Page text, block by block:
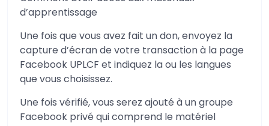
d’apprentissage
Une fois que vous avez fait un don, envoyez la
capture d’écran de votre transaction à la page
Facebook UPLCF et indiquez la ou les langues
que vous choisissez.
Une fois vérifié, vous serez ajouté à un groupe
Facebook privé qui comprend le matériel